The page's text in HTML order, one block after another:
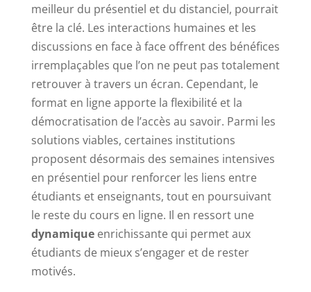
meilleur du présentiel et du distanciel, pourrait
être la clé. Les interactions humaines et les
discussions en face à face offrent des bénéfices
irremplaçables que l’on ne peut pas totalement
retrouver à travers un écran. Cependant, le
format en ligne apporte la flexibilité et la
démocratisation de l’accès au savoir. Parmi les
solutions viables, certaines institutions
proposent désormais des semaines intensives
en présentiel pour renforcer les liens entre
étudiants et enseignants, tout en poursuivant
le reste du cours en ligne. Il en ressort une
dynamiqueenrichissante qui permet aux
étudiants de mieux s’engager et de rester
motivés.